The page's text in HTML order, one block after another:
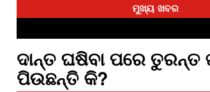
ମୁଖ୍ୟ ଖବର
ଦାନ୍ତ ଘଷିବା ପରେ ତୁରନ୍ତ
ପିଉଛନ୍ତି କି?